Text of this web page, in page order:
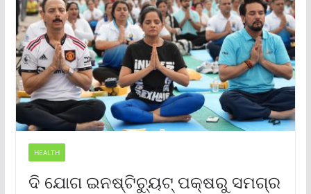
HEALTH
ଦି ଯୋଗ ଇନଷ୍ଟିଚ୍ୟୁଟ୍ ପକ୍ଷରୁ ସମଗ୍ର